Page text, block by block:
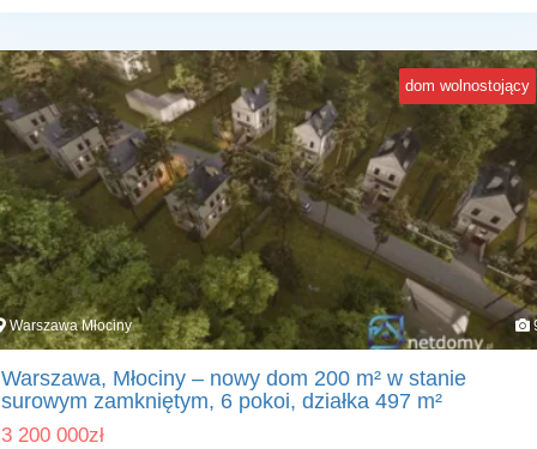
dom wolnostojący
Warszawa Młociny
Warszawa, Młociny – nowy dom 200 m² w stanie
surowym zamkniętym, 6 pokoi, działka 497 m²
3 200 000zł